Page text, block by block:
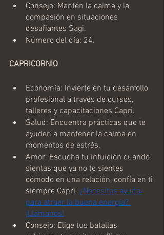
Consejo: Mantén la calma y la
compasión en situaciones
desafiantes Sagi.
Número del día: 24.
CAPRICORNIO
Economía: Invierte en tu desarrollo
profesional a través de cursos,
talleres y capacitaciones Capri.
Salud: Encuentra prácticas que te
ayuden a mantener la calma en
momentos de estrés.
Amor: Escucha tu intuición cuando
sientas que ya no te sientes
cómodo en una relación, confía en ti
siempre Capri. ¿Necesitas ayuda
para atraer la buena energía?
¡Llámanos!
Consejo: Elige tus batallas